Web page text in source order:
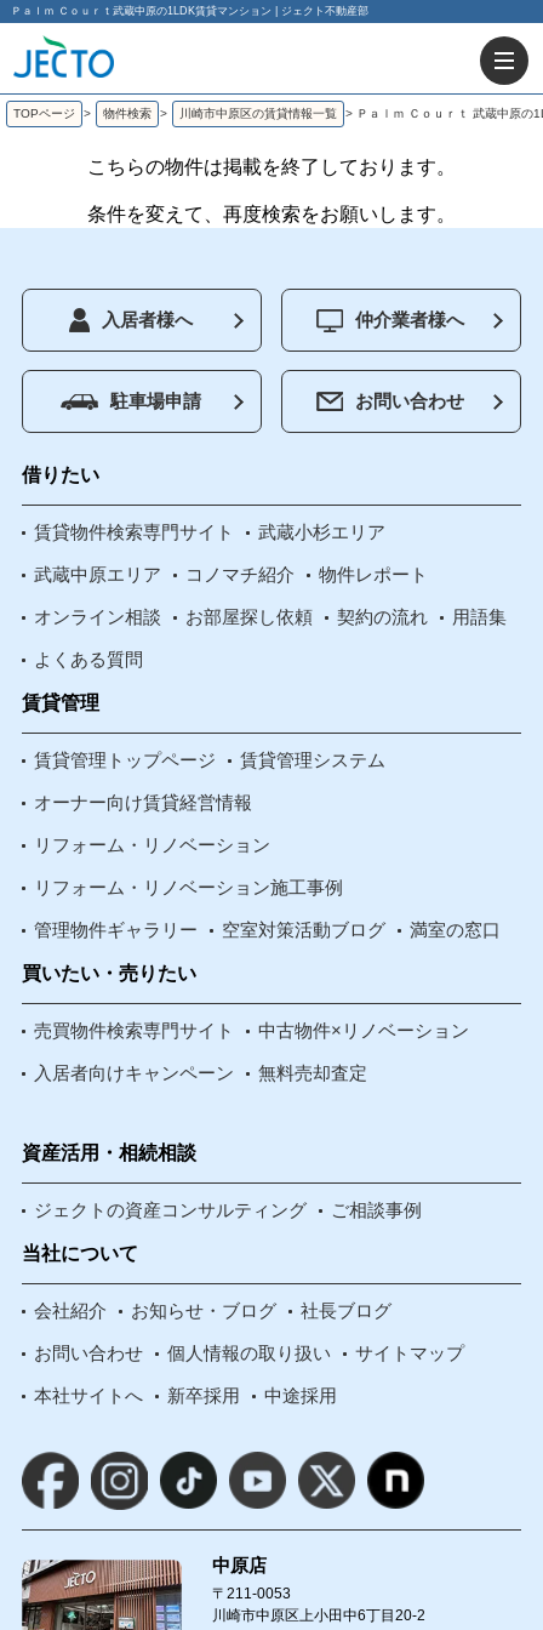
Ｐａｌｍ Ｃｏｕｒｔ武蔵中原の1LDK賃貸マンション | ジェクト不動産部
TOPページ > 物件検索 > 川崎市中原区の賃貸情報一覧 > Ｐａｌｍ Ｃｏｕｒｔ 武蔵中原の
こちらの物件は掲載を終了しております。
条件を変えて、再度検索をお願いします。
入居者様へ 仲介業者様へ
駐車場申請 お問い合わせ
借りたい
賃貸物件検索専門サイト 武蔵小杉エリア
武蔵中原エリア コノマチ紹介 物件レポート
オンライン相談 お部屋探し依頼 契約の流れ 用語集
よくある質問
賃貸管理
賃貸管理トップページ 賃貸管理システム
オーナー向け賃貸経営情報
リフォーム・リノベーション
リフォーム・リノベーション施工事例
管理物件ギャラリー 空室対策活動ブログ 満室の窓口
買いたい・売りたい
売買物件検索専門サイト 中古物件×リノベーション
入居者向けキャンペーン 無料売却査定
資産活用・相続相談
ジェクトの資産コンサルティング ご相談事例
当社について
会社紹介 お知らせ・ブログ 社長ブログ
お問い合わせ 個人情報の取り扱い サイトマップ
本社サイトへ 新卒採用 中途採用
中原店
〒211-0053
川崎市中原区上小田中6丁目20-2